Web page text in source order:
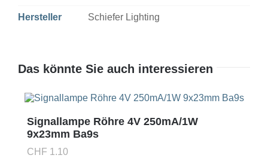
Hersteller Schiefer Lighting
Das könnte Sie auch interessieren
Signallampe Röhre 4V 250mA/1W
9x23mm Ba9s
CHF 1.10